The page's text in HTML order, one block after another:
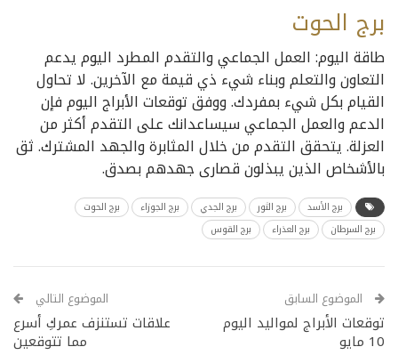
برج الحوت
طاقة اليوم: العمل الجماعي والتقدم المطرد اليوم يدعم
التعاون والتعلم وبناء شيء ذي قيمة مع الآخرين. لا تحاول
القيام بكل شيء بمفردك. ووفق توقعات الأبراج اليوم فإن
الدعم والعمل الجماعي سيساعدانك على التقدم أكثر من
العزلة. يتحقق التقدم من خلال المثابرة والجهد المشترك. ثق
بالأشخاص الذين يبذلون قصارى جهدهم بصدق.
برج الأسد برج الثور برج الجدي برج الجوزاء
برج الحوت
برج السرطان
برج العذراء برج القوس
الموضوع السابق
توقعات الأبراج لمواليد اليوم
10 مايو
الموضوع التالي
علاقات تستنزف عمركِ أسرع
مما تتوقعين